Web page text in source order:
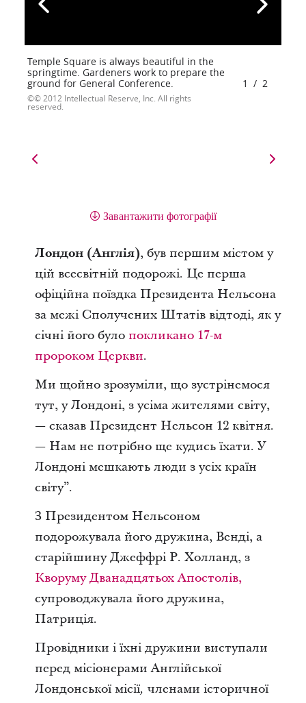
Temple Square is always beautiful in the
springtime. Gardeners work to prepare the
ground for General Conference.
© 2012 Intellectual Reserve, Inc. All rights
reserved.
1 / 2
Завантажити фотографії
Лондон (Англія),був першим містом у
цій всесвітній подорожі. Це перша
офіційна поїздка Президента Нельсона
за межі Сполучених Штатів відтоді, як у
січні його було покликано17-м
пророком Церкви.
Ми щойно зрозуміли, що зустрінемося
тут, у Лондоні, з усіма жителями світу,
— сказав Президент Нельсон 12 квітня.
— Нам не потрібно ще кудись їхати. У
Лондоні мешкають люди з усіх країн
світу”.
З Президентом Нельсоном
подорожувала його дружина, Венді, а
старійшину Джеффрі Р. Холланд,з
Кворуму Дванадцятьох Апостолів,
супроводжувала його дружина,
Патриція.
Провідники і їхні дружини виступали
перед місіонерамиАнглійської
Лондонської місії, членами історичної